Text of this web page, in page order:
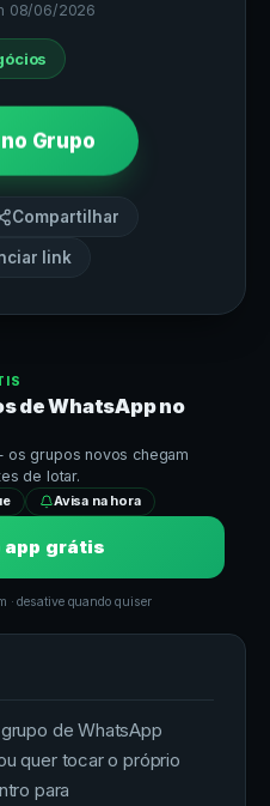
08/06/2026
Grupo
Compartilhar
link
deWhatsAppno
grupos novos chegam
de lotar.
Avisa na hora
app grátis
· desative quando quiser
de WhatsApp
quer tocar o próprio
para